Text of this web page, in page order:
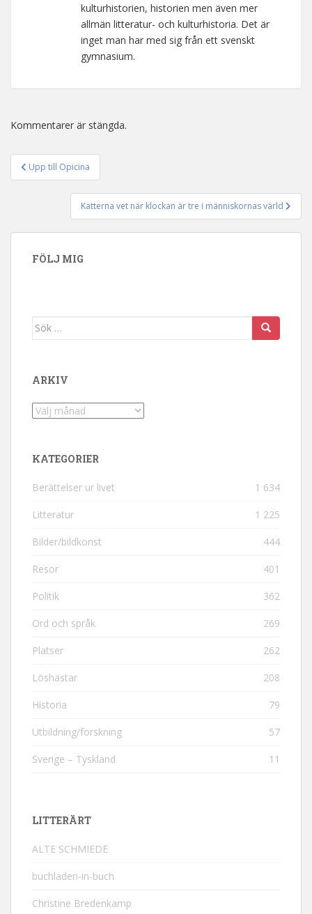
kulturhistorien, historien men även mer
allmän litteratur- och kulturhistoria. Det är
inget man har med sig från ett svenskt
gymnasium.
Kommentarer är stängda.
Inläggsnavigering
Upp till Opicina
Katterna vet när klockan är tre i människornas värld
FÖLJ MIG
Sök efter:
ARKIV
Arkiv
KATEGORIER
Berättelser ur livet 1 634
Litteratur 1 225
Bilder/bildkonst 444
Resor 401
Politik 362
Ord och språk 269
Platser 262
Löshästar 208
Historia 79
Utbildning/forskning 57
Sverige – Tyskland 11
LITTERÄRT
ALTE SCHMIEDE
buchladen-in-buch
Christine Bredenkamp